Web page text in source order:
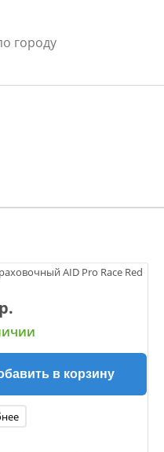
городу
AID Pro Race Red
в корзину